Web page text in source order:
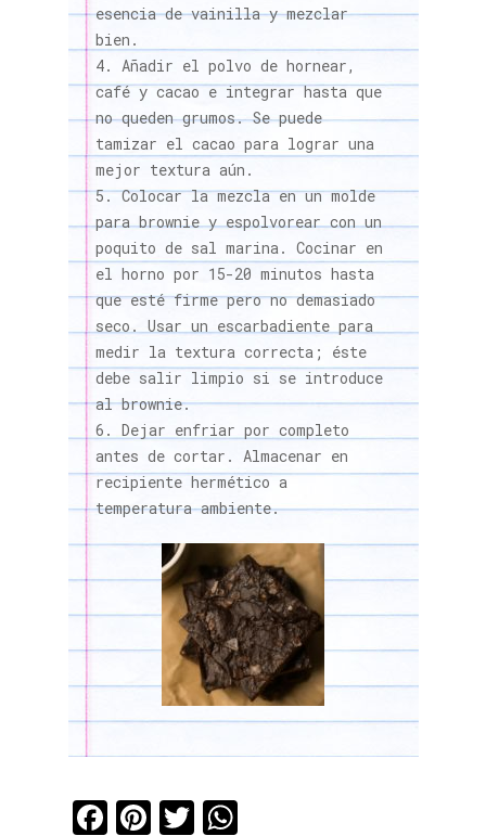
esencia de vainilla y mezclar
bien.
Añadir el polvo de hornear,
café y cacao e integrar hasta que
no queden grumos. Se puede
tamizar el cacao para lograr una
mejor textura aún.
Colocar la mezcla en un molde
para brownie y espolvorear con un
poquito de sal marina. Cocinar en
el horno por 15-20 minutos hasta
que esté firme pero no demasiado
seco. Usar un escarbadiente para
medir la textura correcta; éste
debe salir limpio si se introduce
al brownie.
Dejar enfriar por completo
antes de cortar. Almacenar en
recipiente hermético a
temperatura ambiente.
Facebook
Pinterest
Twitter
WhatsApp